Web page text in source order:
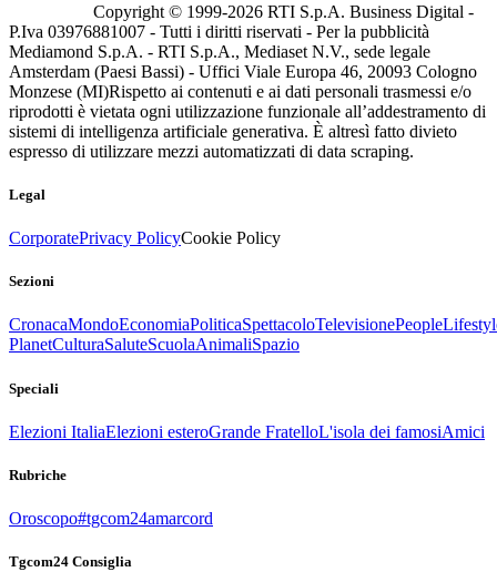
Copyright © 1999-2026 RTI S.p.A. Business Digital -
P.Iva 03976881007 - Tutti i diritti riservati - Per la pubblicità
Mediamond S.p.A. - RTI S.p.A., Mediaset N.V., sede legale
Amsterdam (Paesi Bassi) - Uffici Viale Europa 46, 20093 Cologno
Monzese (MI)Rispetto ai contenuti e ai dati personali trasmessi e/o
riprodotti è vietata ogni utilizzazione funzionale all’addestramento di
sistemi di intelligenza artificiale generativa. È altresì fatto divieto
espresso di utilizzare mezzi automatizzati di data scraping.
Legal
CorporatePrivacy PolicyCookie Policy
Sezioni
CronacaMondoEconomiaPoliticaSpettacoloTelevisionePeople
PlanetCulturaSaluteScuolaAnimaliSpazio
Speciali
Elezioni ItaliaElezioni esteroGrande FratelloL'isola dei famosiAmici
Rubriche
Oroscopo#tgcom24amarcord
Tgcom24 Consiglia